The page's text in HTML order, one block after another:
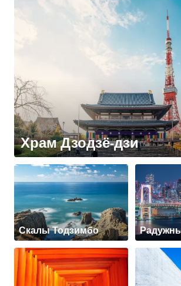
Храм Дзодзё-дзи
Скалы Тодзимбо